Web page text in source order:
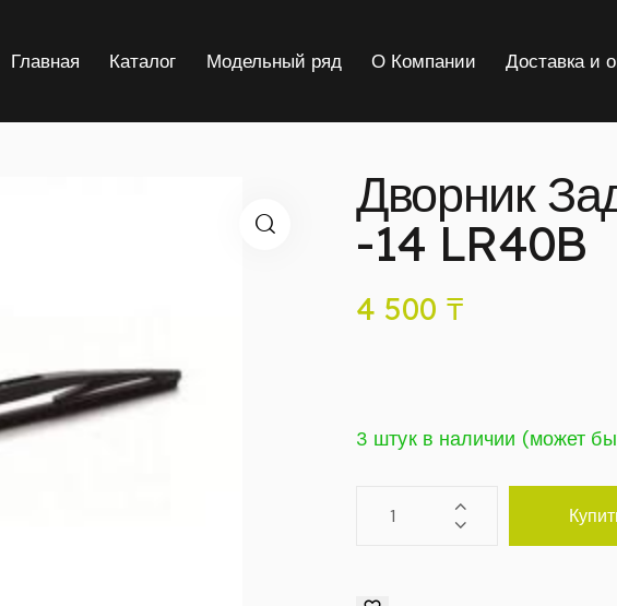
Главная Каталог Модельный ряд О Компании Доставка и
Дворник
-14 LR40B
4 500 ₸
3 штук в наличии (может